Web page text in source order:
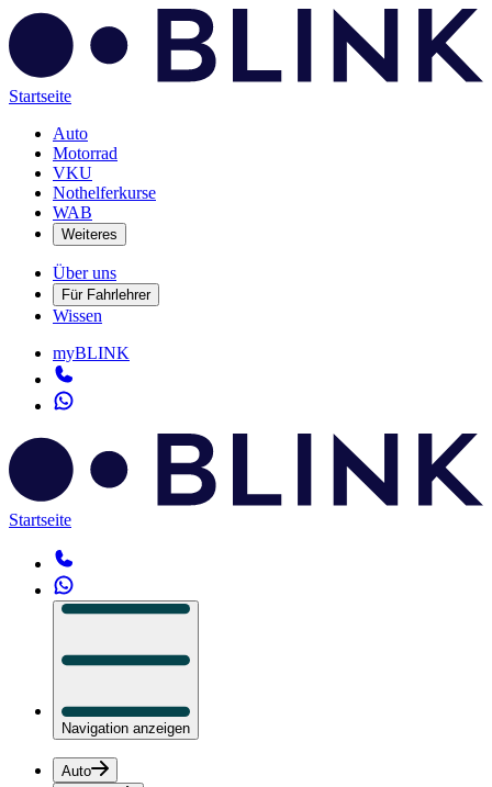
Startseite
Auto
Motorrad
VKU
Nothelferkurse
WAB
Weiteres
Über uns
Für Fahrlehrer
Wissen
myBLINK
Startseite
Navigation anzeigen
Auto